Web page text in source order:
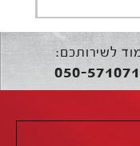
לשירותכם:
050-